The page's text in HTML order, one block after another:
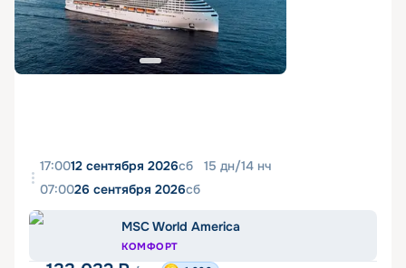
17:0012 сентября 2026сб 15 дн/14 нч
07:0026 сентября 2026сб
MSC World America
КОМФОРТ